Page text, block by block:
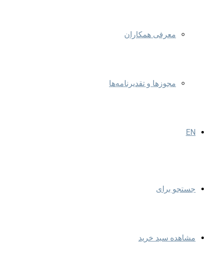
معرفی همکاران
مجوزها و تقدیرنامه‌ها
EN
جستجو برای
مشاهده سبد خرید